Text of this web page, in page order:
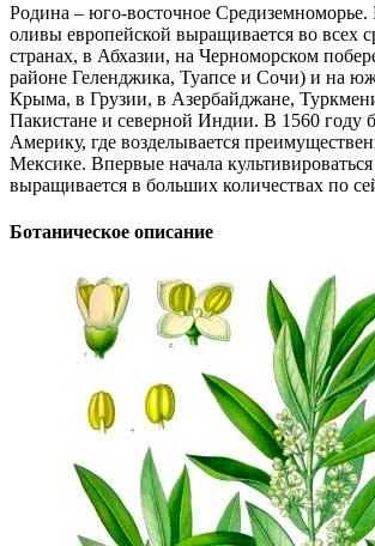
Родина – юго-восточное Средиземно­морье.
оливы европейс­кой выращи­вается во всех
странах, в Абхазии, на Черноморском
районе Геленджика, Туапсе и Сочи) и на
Крыма, в Грузии, в Азербайджане,
Пакистане и северной Индии. В 1560 году
Америку, где возделывается
Мексике. Впервые начала
выращивается в больших количествах по
Ботаническое описание